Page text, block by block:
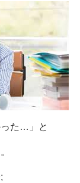
った…」と